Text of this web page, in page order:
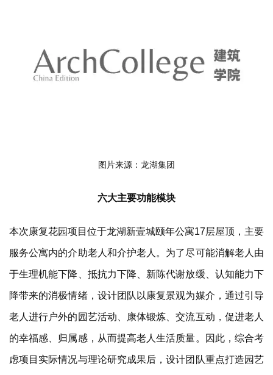
图片来源：龙湖集团
六大主要功能模块
本次康复花园项目位于龙湖新壹城颐年公寓17层屋顶，主要
服务公寓内的介助老人和介护老人。为了尽可能消解老人由
于生理机能下降、抵抗力下降、新陈代谢放缓、认知能力下
降带来的消极情绪，设计团队以康复景观为媒介，通过引导
老人进行户外的园艺活动、康体锻炼、交流互动，促进老人
的幸福感、归属感，从而提高老人生活质量。因此，综合考
虑项目实际情况与理论研究成果后，设计团队重点打造园艺